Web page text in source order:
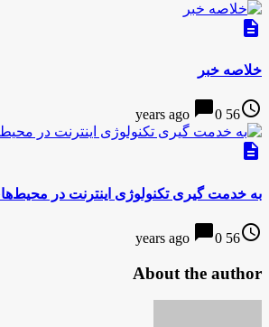
description
خلاصه خبر
access_time
56 years ago
chat_bubble0
description
به خدمت گیری تکنولوژی اینترنت در
access_time
56 years ago
chat_bubble0
About the author